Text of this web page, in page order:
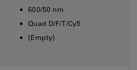
600/50 nm
Quad D/F/T/Cy5
(Empty)